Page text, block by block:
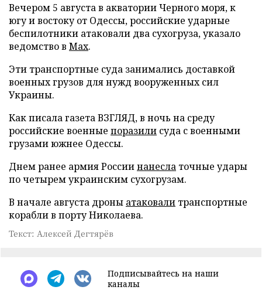
Вечером 5 августа в акватории Черного моря, к
югу и востоку от Одессы, российские ударные
беспилотники атаковали два сухогруза, указало
ведомство в Max.
Эти транспортные суда занимались доставкой
военных грузов для нужд вооруженных сил
Украины.
Как писала газета ВЗГЛЯД, в ночь на среду
российские военные поразили суда с военными
грузами южнее Одессы.
Днем ранее армия Россиинанесла точные удары
по четырем украинским сухогрузам.
В начале августа дроны атаковали транспортные
корабли в порту Николаева.
Текст: Алексей Дегтярёв
Подписывайтесь на наши
каналы